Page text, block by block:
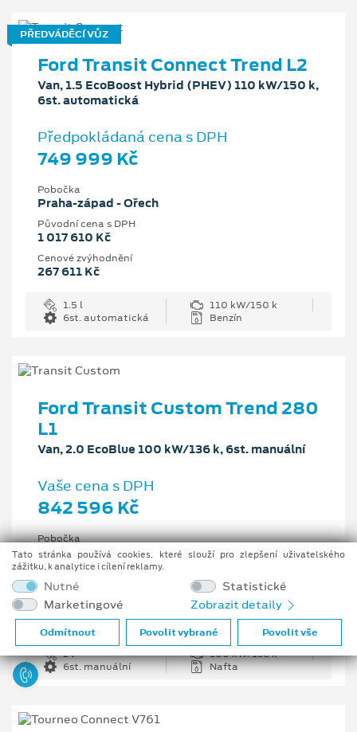
PŘEDVÁDĚCÍ VŮZ
Ford Transit Connect Trend L2
Van, 1.5 EcoBoost Hybrid (PHEV) 110 kW/150 k,
6st. automatická
Předpokládaná cena s DPH
749 999 Kč
Pobočka
Praha-západ - Ořech
Původní cena s DPH
1 017 610 Kč
Cenové zvýhodnění
267 611 Kč
1.5 l
110 kW/150 k
6st. automatická
Benzín
Ford Transit Custom Trend 280
L1
Van, 2.0 EcoBlue 100 kW/136 k, 6st. manuální
Vaše cena s DPH
842 596 Kč
Pobočka
Centrální sklad v ČR
Původní cena s DPH
1 203 708 Kč
Cenové zvýhodnění
361 112 Kč
2 l
100 kW/136 k
6st. manuální
Nafta
Tato stránka používá cookies, které slouží pro zlepšení uživatelského
zážitku, k analytice i cílení reklamy.
Nutné
Statistické
Marketingové
Zobrazit detaily
Odmítnout Povolit vybrané Povolit vše